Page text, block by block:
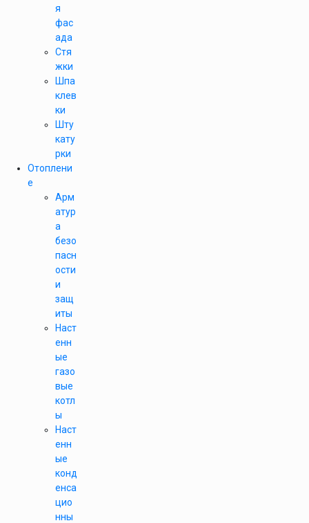
я
фас
ада
Стя
жки
Шпа
клев
ки
Шту
кату
рки
Отоплени
е
Арм
атур
а
безо
пасн
ости
и
защ
иты
Наст
енн
ые
газо
вые
котл
ы
Наст
енн
ые
конд
енса
цио
нны